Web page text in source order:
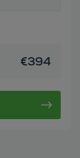
€394